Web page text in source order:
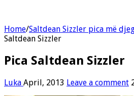
Home/Saltdean Sizzler pica më
Saltdean Sizzler
Pica Saltdean Sizzler
Luka April, 2013 Leave a comment